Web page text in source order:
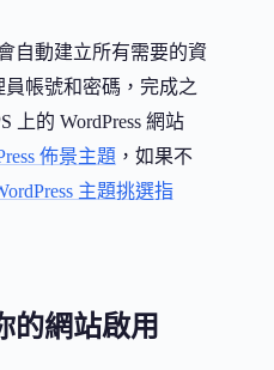
自動建立所有需要的資
帳號和密碼，完成之
上的 WordPress 網站
佈景主題 ，如果不
主題挑選指
的網站啟用